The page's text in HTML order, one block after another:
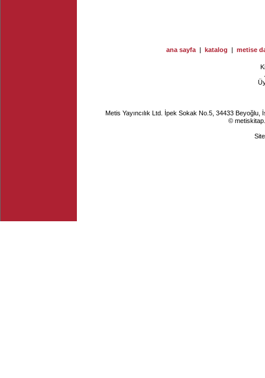
ana sayfa | katalog | metise
Metis Yayıncılık Ltd. İpek Sokak No.5, 34433
©